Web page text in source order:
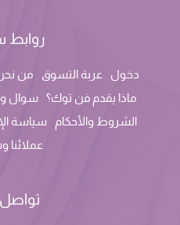
روابط
دخول عربة التسوق من
ماذا يقدم فن توك؟
سوال
الشروط والأحكام
سياسة
عملائنا
تواصل